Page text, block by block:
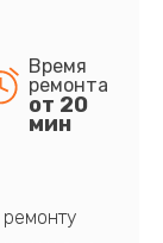
Время
ремонта
от 20
мин